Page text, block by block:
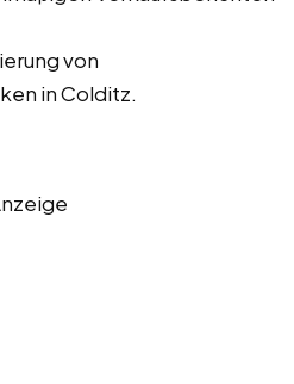
von
in Colditz.